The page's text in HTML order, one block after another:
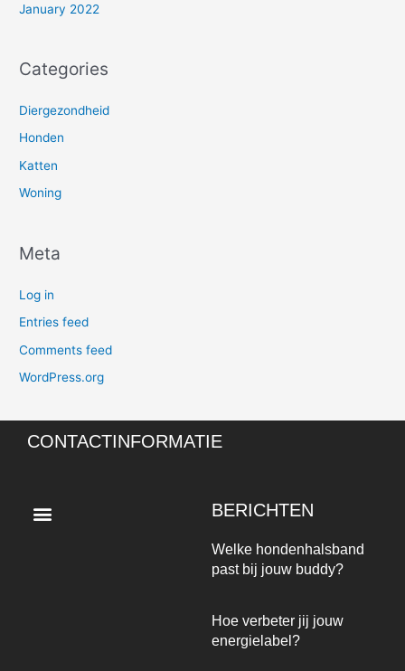
January 2022
Categories
Diergezondheid
Honden
Katten
Woning
Meta
Log in
Entries feed
Comments feed
WordPress.org
CONTACTINFORMATIE
BERICHTEN
Welke hondenhalsband
past bij jouw buddy?
Hoe verbeter jij jouw
energielabel?